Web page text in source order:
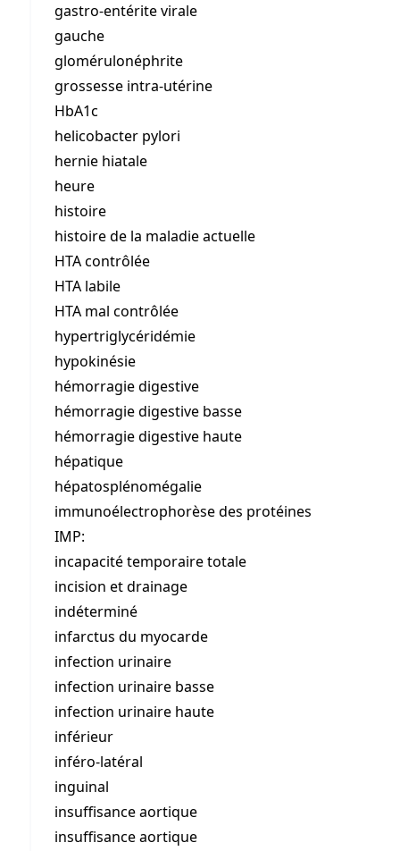
gastro-entérite virale
gauche
glomérulonéphrite
grossesse intra-utérine
HbA1c
helicobacter pylori
hernie hiatale
heure
histoire
histoire de la maladie actuelle
HTA contrôlée
HTA labile
HTA mal contrôlée
hypertriglycéridémie
hypokinésie
hémorragie digestive
hémorragie digestive basse
hémorragie digestive haute
hépatique
hépatosplénomégalie
immunoélectrophorèse des protéines
IMP:
incapacité temporaire totale
incision et drainage
indéterminé
infarctus du myocarde
infection urinaire
infection urinaire basse
infection urinaire haute
inférieur
inféro-latéral
inguinal
insuffisance aortique
insuffisance aortique